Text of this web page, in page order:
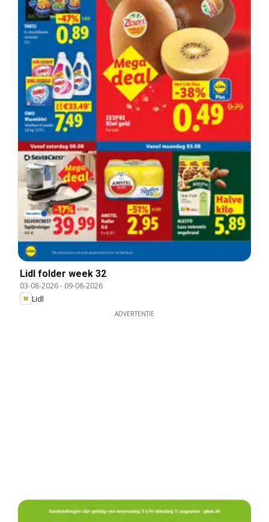
Lidl folder week 32
03-08-2026- 09-08-2026
Lidl
ADVERTENTIE